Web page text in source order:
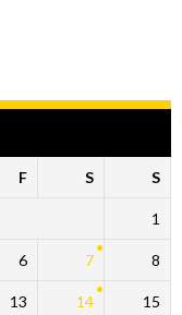
F S S
1
6 7 8
13 14 15